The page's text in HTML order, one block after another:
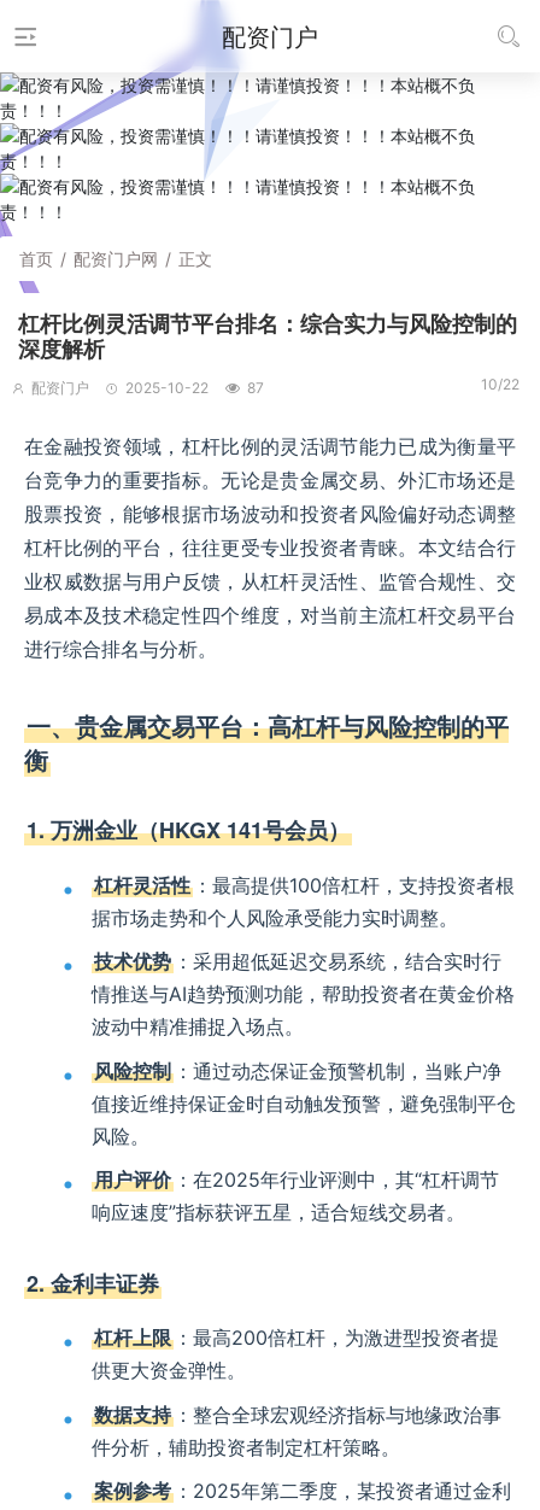
配资门户
首页 / 配资门户网 / 正文
杠杆比例灵活调节平台排名：综合实力与风险控制的
深度解析
配资门户 2025-10-22 87 10/22
在金融投资领域，杠杆比例的灵活调节能力已成为衡量平
台竞争力的重要指标。无论是贵金属交易、外汇市场还是
股票投资，能够根据市场波动和投资者风险偏好动态调整
杠杆比例的平台，往往更受专业投资者青睐。本文结合行
业权威数据与用户反馈，从杠杆灵活性、监管合规性、交
易成本及技术稳定性四个维度，对当前主流杠杆交易平台
进行综合排名与分析。
一、贵金属交易平台：高杠杆与风险控制的平
衡
1. 万洲金业（HKGX 141号会员）
杠杆灵活性 ：最高提供100倍杠杆，支持投资者根
据市场走势和个人风险承受能力实时调整。
技术优势 ：采用超低延迟交易系统，结合实时行
情推送与AI趋势预测功能，帮助投资者在黄金价格
波动中精准捕捉入场点。
风险控制 ：通过动态保证金预警机制，当账户净
值接近维持保证金时自动触发预警，避免强制平仓
风险。
用户评价 ：在2025年行业评测中，其“杠杆调节
响应速度”指标获评五星，适合短线交易者。
2. 金利丰证券
杠杆上限 ：最高200倍杠杆，为激进型投资者提
供更大资金弹性。
数据支持 ：整合全球宏观经济指标与地缘政治事
件分析，辅助投资者制定杠杆策略。
案例参考 ：2025年第二季度，某投资者通过金利